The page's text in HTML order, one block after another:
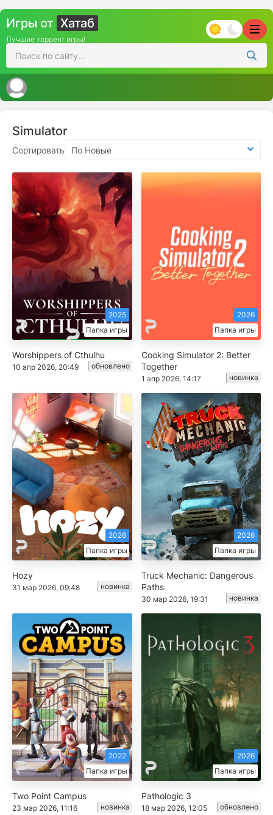
Игры от Хатаб
Лучшие торрент игры!
Simulator
Сортировать По Новые
Папка игры
2025
Worshippers of Cthulhu
10 апр 2026, 20:49 обновлено
Папка игры
2026
Cooking Simulator 2: Better
Together
1 апр 2026, 14:17 новинка
Папка игры
2026
Hozy
31 мар 2026, 09:48 новинка
Папка игры
2026
Truck Mechanic: Dangerous
Paths
30 мар 2026, 19:31 новинка
Папка игры
2022
Two Point Campus
23 мар 2026, 11:16 новинка
Папка игры
2026
Pathologic 3
18 мар 2026, 12:05 обновлено